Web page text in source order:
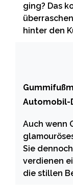
ging? Das
hinter den
Automobil-
Auch wenn
Sie
verdienen
die stillen